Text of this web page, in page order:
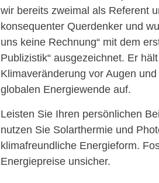
wir bereits zweimal als Referent
konsequenter Querdenker und
uns keine Rechnung“ mit dem
Publizistik“ ausgezeichnet. Er
Klimaveränderung vor Augen
globalen Energiewende auf.
Leisten Sie Ihren persönlichen
nutzen Sie Solarthermie und
klimafreundliche Energieform.
Energiepreise unsicher.